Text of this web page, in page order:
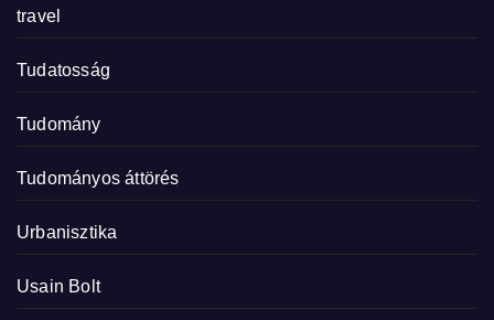
travel
Tudatosság
Tudomány
Tudományos áttörés
Urbanisztika
Usain Bolt